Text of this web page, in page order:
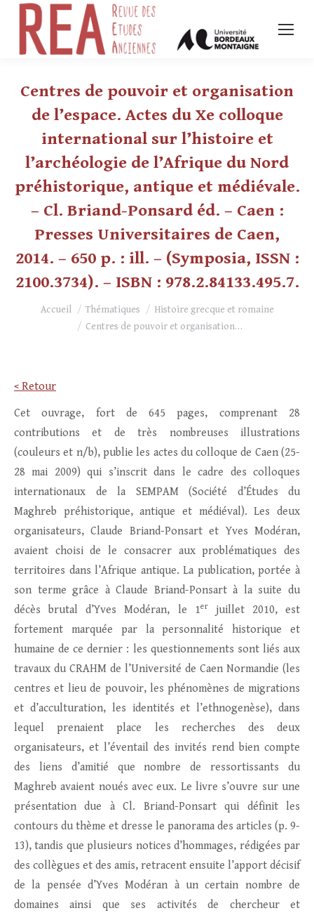
Centres de pouvoir et organisation
de l’espace. Actes du Xe colloque
international sur l’histoire et
l’archéologie de l’Afrique du Nord
préhistorique, antique et médiévale.
– Cl. Briand-Ponsard éd. – Caen :
Presses Universitaires de Caen,
2014. – 650 p. : ill. – (Symposia, ISSN :
2100.3734). – ISBN : 978.2.84133.495.7.
Vous êtes ici :
Accueil Thématiques
Histoire grecque et romaine
Centres de pouvoir et organisation…
< Retour
Cet ouvrage, fort de 645 pages, comprenant 28
contributions et de très nombreuses illustrations
(couleurs et n/b), publie les actes du colloque de Caen (25-
28 mai 2009) qui s’inscrit dans le cadre des colloques
internationaux de la SEMPAM (Société d’Études du
Maghreb préhistorique, antique et médiéval). Les deux
organisateurs, Claude Briand-Ponsart et Yves Modéran,
avaient choisi de le consacrer aux problématiques des
territoires dans l’Afrique antique. La publication, portée à
son terme grâce à Claude Briand-Ponsart à la suite du
décès brutal d’Yves Modéran, le 1erjuillet 2010, est
fortement marquée par la personnalité historique et
humaine de ce dernier : les questionnements sont liés aux
travaux du CRAHM de l’Université de Caen Normandie (les
centres et lieu de pouvoir, les phénomènes de migrations
et d’acculturation, les identités et l’ethnogenèse), dans
lequel prenaient place les recherches des deux
organisateurs, et l’éventail des invités rend bien compte
des liens d’amitié que nombre de ressortissants du
Maghreb avaient noués avec eux. Le livre s’ouvre sur une
présentation due à Cl. Briand-Ponsart qui définit les
contours du thème et dresse le panorama des articles (p. 9-
13), tandis que plusieurs notices d’hommages, rédigées par
des collègues et des amis, retracent ensuite l’apport décisif
de la pensée d’Yves Modéran à un certain nombre de
domaines ainsi que ses activités de chercheur et